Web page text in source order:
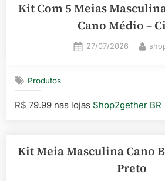
Kit Com 5 Meias
Cano Médio –
Posted
27/07/2026 By
Produtos
R$ 79.99 nas lojas Shop2gether BR
Kit Meia Masculina Cano
Preto